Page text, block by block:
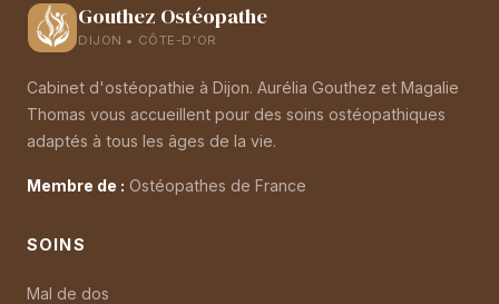
Gouthez Ostéopathe
DIJON • CÔTE-D'OR
Cabinet d'ostéopathie à Dijon. Aurélia Gouthez et Magalie
Thomas vous accueillent pour des soins ostéopathiques
adaptés à tous les âges de la vie.
Membre de : Ostéopathes de France
SOINS
Mal de dos